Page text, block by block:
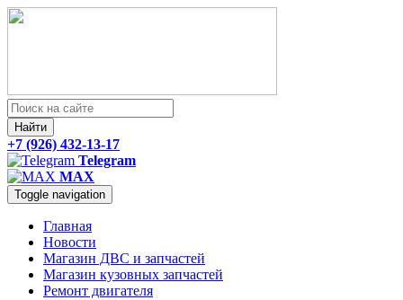
Найти
+7 (926) 432-13-17
Telegram
MAX
Toggle navigation
Главная
Новости
Магазин ДВС и запчастей
Магазин кузовных запчастей
Ремонт двигателя